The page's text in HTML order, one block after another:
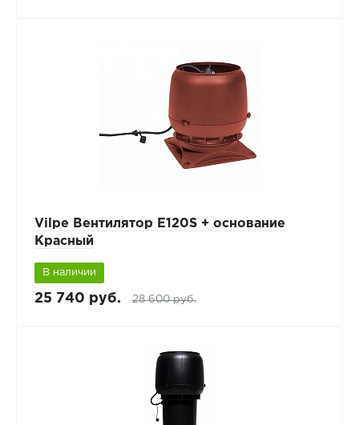
Vilpe Вентилятор E120S + основание
Красный
В наличии
25 740 руб. 28 600 руб.